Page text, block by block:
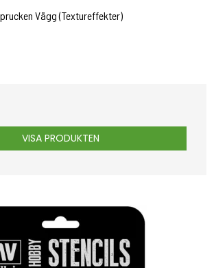
Vägg (Textureffekter)
VISA PRODUKTEN